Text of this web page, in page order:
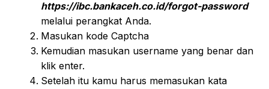
https://ibc.bankaceh.co.id/forgot-password
melalui perangkat Anda.
Masukan kode Captcha
Kemudian masukan username yang benar dan
klik enter.
Setelah itu kamu harus memasukan kata